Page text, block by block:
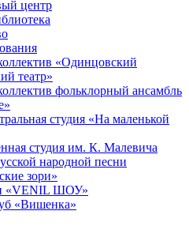
центр
«Одинцовский
театр»
фольклорный ансамбль
студия «На маленькой
студия им. К. Малевича
народной песни
зори»
«VENIL ШОУ»
«Вишенка»